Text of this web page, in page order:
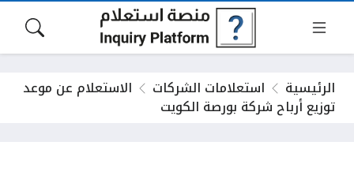
الرئيسية استعلامات الشركات الاستعلام عن موعد
توزيع أرباح شركة بورصة الكويت